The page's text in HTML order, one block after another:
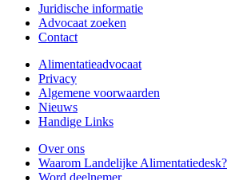
Juridische informatie
Advocaat zoeken
Contact
Alimentatieadvocaat
Privacy
Algemene voorwaarden
Nieuws
Handige Links
Over ons
Waarom Landelijke Alimentatiedesk?
Word deelnemer